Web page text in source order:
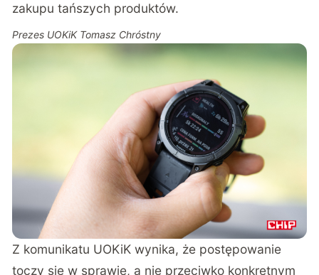
zakupu tańszych produktów.
Prezes UOKiK Tomasz Chróstny
Z komunikatu UOKiK wynika, że postępowanie
toczy się w sprawie, a nie przeciwko konkretnym